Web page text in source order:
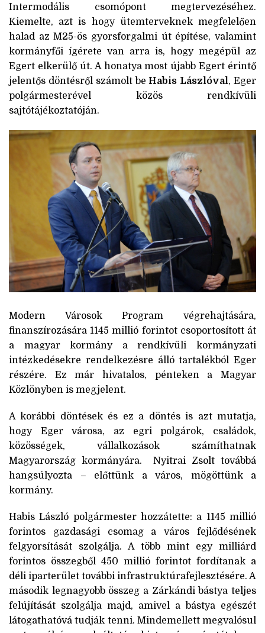
Intermodális csomópont megtervezéséhez.
Kiemelte, azt is hogy ütemterveknek megfelelően
halad az M25-ös gyorsforgalmi út építése, valamint
kormányfői ígérete van arra is, hogy megépül az
Egert elkerülő út. A honatya most újabb Egert érintő
jelentős döntésről számolt be Habis Lászlóval, Eger
polgármesterével közös rendkívüli
sajtótájékoztatóján.
Modern Városok Program végrehajtására,
finanszírozására 1145 millió forintot csoportosított át
a magyar kormány a rendkívüli kormányzati
intézkedésekre rendelkezésre álló tartalékból Eger
részére. Ez már hivatalos, pénteken a Magyar
Közlönyben is megjelent.
A korábbi döntések és ez a döntés is azt mutatja,
hogy Eger városa, az egri polgárok, családok,
közösségek, vállalkozások számíthatnak
Magyarország kormányára. Nyitrai Zsolt továbbá
hangsúlyozta – előttünk a város, mögöttünk a
kormány.
Habis László polgármester hozzátette: a 1145 millió
forintos gazdasági csomag a város fejlődésének
felgyorsítását szolgálja. A több mint egy milliárd
forintos összegből 450 millió forintot fordítanak a
déli iparterület további infrastruktúrafejlesztésére. A
második legnagyobb összeg a Zárkándi bástya teljes
felújítását szolgálja majd, amivel a bástya egészét
látogathatóvá tudják tenni. Mindemellett megvalósul